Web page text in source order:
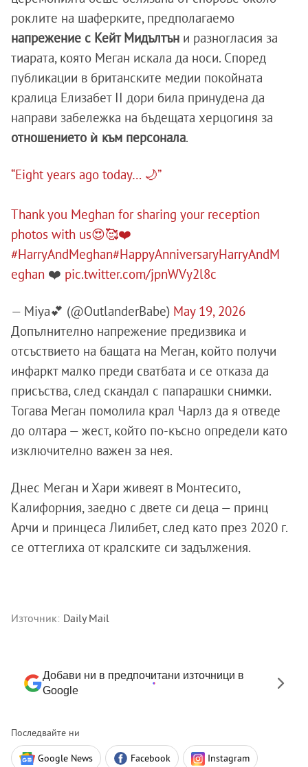
роклите на шаферките, предполагаемо
напрежение с Кейт Мидълтън и разногласия за
тиарата, която Меган искала да носи. Според
публикации в британските медии покойната
кралица Елизабет II дори била принудена да
направи забележка на бъдещата херцогиня за
отношението ѝ към персонала.
“Eight years ago today… 🌙”
Thank you Meghan for sharing your reception
photos with us😍🥰❤️
#HarryAndMeghan#HappyAnniversaryHarryAndM
eghan ❤️ pic.twitter.com/jpnWVy2l8c
— Miya💕 (@OutlanderBabe) May 19, 2026
Допълнително напрежение предизвика и
отсъствието на бащата на Меган, който получи
инфаркт малко преди сватбата и се отказа да
присъства, след скандал с папарашки снимки.
Тогава Меган помолила крал Чарлз да я отведе
до олтара — жест, който по-късно определи като
изключително важен за нея.
Днес Меган и Хари живеят в Монтесито,
Калифорния, заедно с двете си деца — принц
Арчи и принцеса Лилибет, след като през 2020 г.
се оттеглиха от кралските си задължения.
Източник: Daily Mail
Добави ни в предпочитани източници в
Google
Последвайте ни
Google News Facebook Instagram